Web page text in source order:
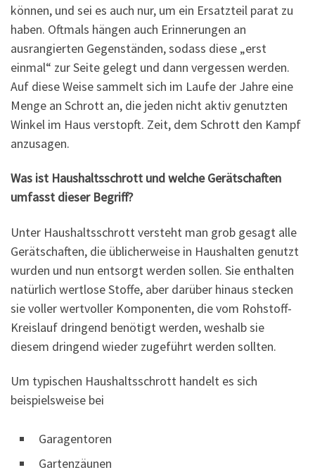
können, und sei es auch nur, um ein Ersatzteil parat zu
haben. Oftmals hängen auch Erinnerungen an
ausrangierten Gegenständen, sodass diese „erst
einmal“ zur Seite gelegt und dann vergessen werden.
Auf diese Weise sammelt sich im Laufe der Jahre eine
Menge an Schrott an, die jeden nicht aktiv genutzten
Winkel im Haus verstopft. Zeit, dem Schrott den Kampf
anzusagen.
Was ist Haushaltsschrott und welche Gerätschaften
umfasst dieser Begriff?
Unter Haushaltsschrott versteht man grob gesagt alle
Gerätschaften, die üblicherweise in Haushalten genutzt
wurden und nun entsorgt werden sollen. Sie enthalten
natürlich wertlose Stoffe, aber darüber hinaus stecken
sie voller wertvoller Komponenten, die vom Rohstoff-
Kreislauf dringend benötigt werden, weshalb sie
diesem dringend wieder zugeführt werden sollten.
Um typischen Haushaltsschrott handelt es sich
beispielsweise bei
Garagentoren
Gartenzäunen